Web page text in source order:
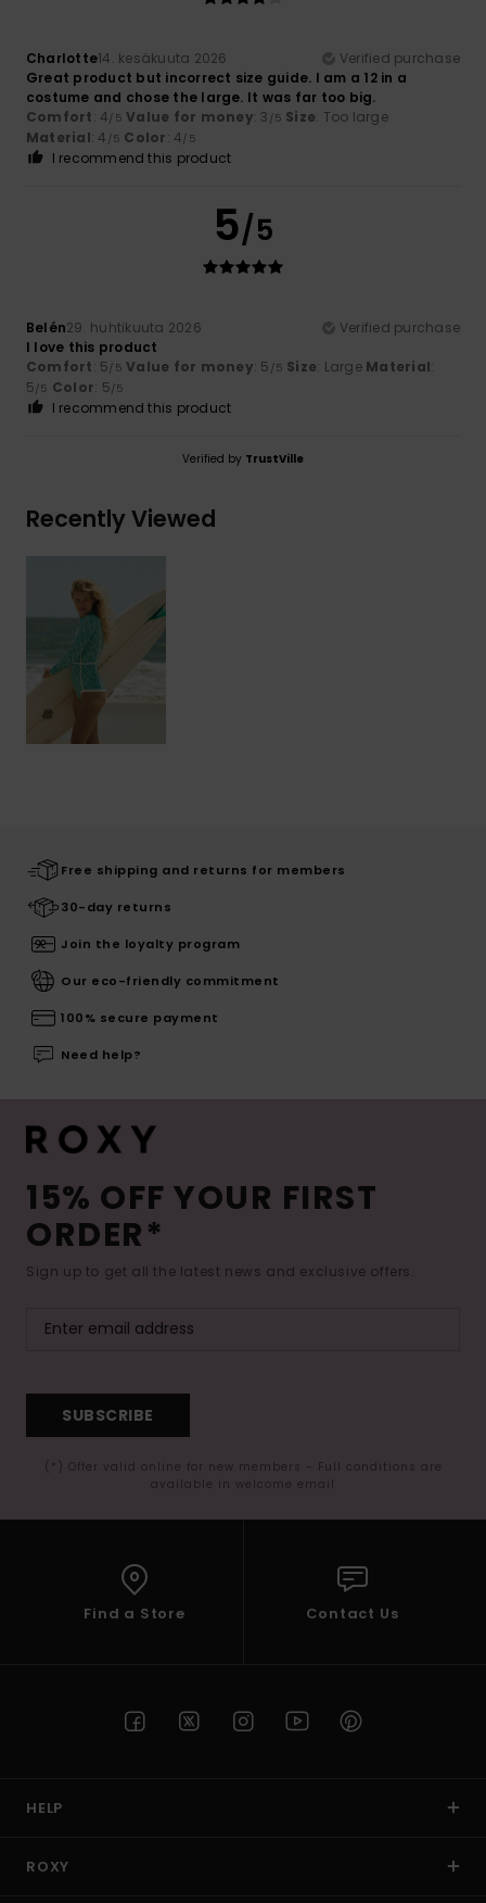
Charlotte14. kesäkuuta 2026
Verified purchase
Great product but incorrect size guide. I am a 12 in a
costume and chose the large. It was far too big.
Comfort: 4/5 Value for money: 3 /5 Size: Too large
Material: 4 /5 Color: 4/5
I recommend this product
5/5
Belén29. huhtikuuta 2026
Verified purchase
I love this product
Comfort: 5/5 Value for money: 5 /5 Size: Large Material:
5/5 Color: 5/5
I recommend this product
Verified by TrustVille
Recently Viewed
Free shipping and returns for members
30-day returns
Join the loyalty program
Our eco-friendly commitment
100% secure payment
Need help?
15% OFF YOUR FIRST
ORDER*
Sign up to get all the latest news and exclusive offers.
SUBSCRIBE
(*) Offer valid online for new members - Full conditions are
available in welcome email
Find a Store Contact Us
HELP
ROXY